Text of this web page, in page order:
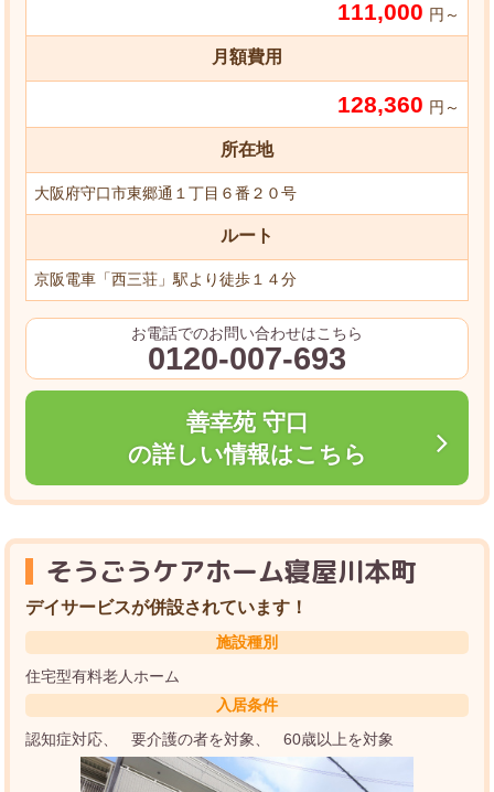
111,000 円～
月額費用
128,360 円～
所在地
大阪府守口市東郷通１丁目６番２０号
ルート
京阪電車「西三荘」駅より徒歩１４分
お電話でのお問い合わせはこちら
0120-007-693
善幸苑 守口
の詳しい情報はこちら
そうごうケアホーム寝屋川本町
デイサービスが併設されています！
施設種別
住宅型有料老人ホーム
入居条件
認知症対応
要介護の者を対象 60歳以上を対象